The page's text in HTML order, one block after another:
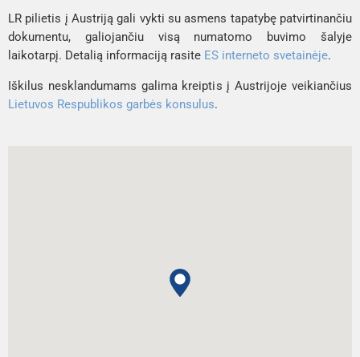
LR pilietis į Austriją gali vykti su asmens tapatybę patvirtinančiu
dokumentu, galiojančiu visą numatomo buvimo šalyje
laikotarpį. Detalią informaciją rasite ES interneto svetainėje.
Iškilus nesklandumams galima kreiptis į Austrijoje veikiančius
Lietuvos Respublikos garbės konsulus.